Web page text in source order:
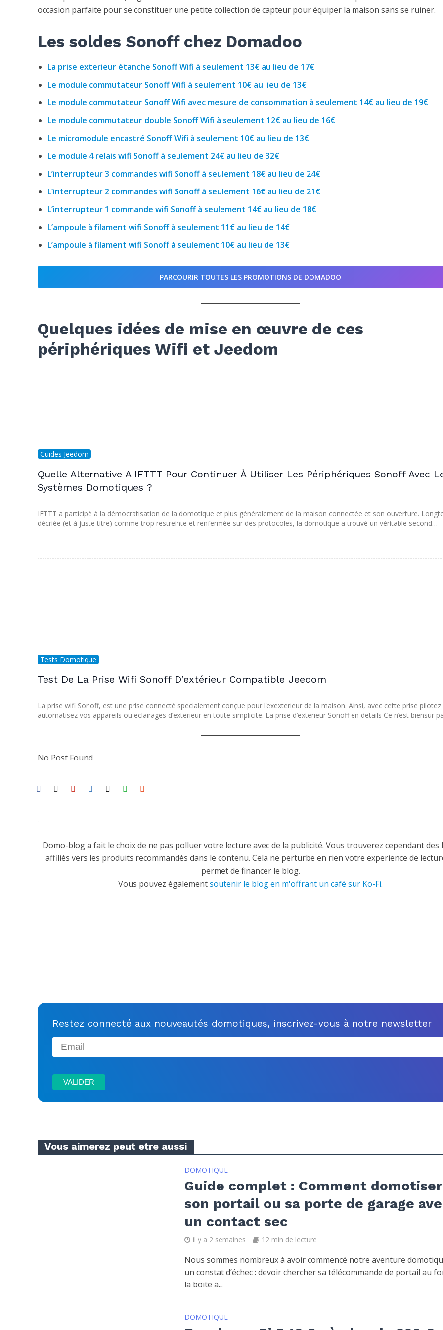
occasion parfaite pour se constituer une petite collection de capteur pour équiper la maison sans se ruiner.
Les soldes Sonoff chez Domadoo
La prise exterieur étanche Sonoff Wifi à seulement 13€ au lieu de 17€
Le module commutateur Sonoff Wifi à seulement 10€ au lieu de 13€
Le module commutateur Sonoff Wifi avec mesure de consommation à seulement 14€ au lieu de 19€
Le module commutateur double Sonoff Wifi à seulement 12€ au lieu de 16€
Le micromodule encastré Sonoff Wifi à seulement 10€ au lieu de 13€
Le module 4 relais wifi Sonoff à seulement 24€ au lieu de 32€
L’interrupteur 3 commandes wifi Sonoff à seulement 18€ au lieu de 24€
L’interrupteur 2 commandes wifi Sonoff à seulement 16€ au lieu de 21€
L’interrupteur 1 commande wifi Sonoff à seulement 14€ au lieu de 18€
L’ampoule à filament wifi Sonoff à seulement 11€ au lieu de 14€
L’ampoule à filament wifi Sonoff à seulement 10€ au lieu de 13€
PARCOURIR TOUTES LES PROMOTIONS DE DOMADOO
Quelques idées de mise en œuvre de ces
périphériques Wifi et Jeedom
Guides Jeedom
Quelle Alternative A IFTTT Pour Continuer À Utiliser Les Périphériques Sonoff Avec
Systèmes Domotiques ?
IFTTT a participé à la démocratisation de la domotique et plus généralement de la maison connectée et son ouverture.
décriée (et à juste titre) comme trop restreinte et renfermée sur des protocoles, la domotique a trouvé un véritable second…
Tests Domotique
Test De La Prise Wifi Sonoff D’extérieur Compatible Jeedom
La prise wifi Sonoff, est une prise connecté specialement conçue pour l’exexterieur de la maison. Ainsi, avec cette prise pilotez
automatisez vos appareils ou eclairages d’exterieur en toute simplicité. La prise d’exterieur Sonoff en details Ce n’est biensur
No Post Found
Domo-blog a fait le choix de ne pas polluer votre lecture avec de la publicité. Vous trouverez cependant des
affiliés vers les produits recommandés dans le contenu. Cela ne perturbe en rien votre experience de
permet de financer le blog.
Vous pouvez égalementsoutenir le blog en m'offrant un café sur Ko-Fi.
Restez connecté aux nouveautés domotiques, inscrivez-vous à notre newsletter
Vous aimerez peut etre aussi
DOMOTIQUE
Guide complet : Comment domotiser
son portail ou sa porte de garage
un contact sec
il y a 2 semaines 12 min de lecture
Nous sommes nombreux à avoir commencé notre aventure
un constat d’échec : devoir chercher sa télécommande de portail au
la boîte à...
DOMOTIQUE